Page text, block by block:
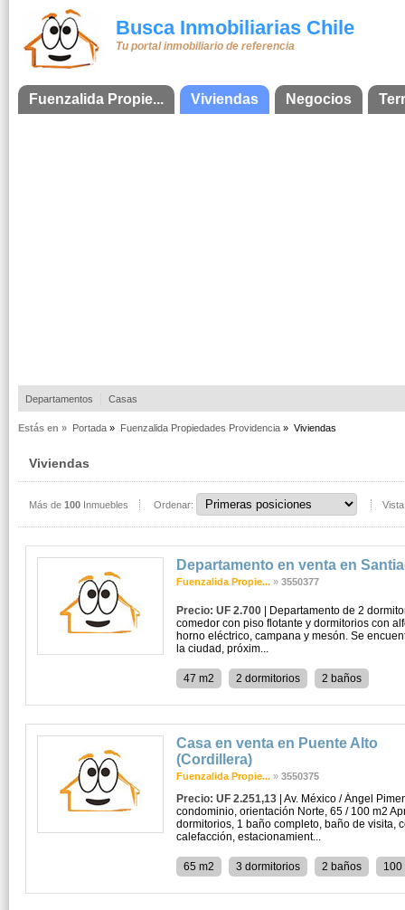
Busca Inmobiliarias Chile
Tu portal inmobiliario de referencia
Fuenzalida Propie... Viviendas Negocios
Departamentos Casas
Estás en » Portada » Fuenzalida Propiedades Providencia » Viviendas
Viviendas
Más de 100 Inmuebles Ordenar:
Departamento en venta en
Fuenzalida Propie... » 3550377
Precio: UF 2.700 | Departamento de 2
comedor con piso flotante y dormitorios con
horno eléctrico, campana y mesón. Se
la ciudad, próxim...
47 m2 2 dormitorios 2 baños
Casa en venta en Puente Alto
(Cordillera)
Fuenzalida Propie... » 3550375
Precio: UF 2.251,13 | Av. México / Ángel
condominio, orientación Norte, 65 / 100 m2
dormitorios, 1 baño completo, baño de visita,
calefacción, estacionamient...
65 m2 3 dormitorios 2 baños 100